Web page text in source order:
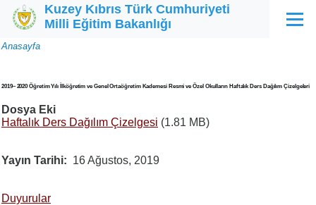
Ana içeriğe atla
Kuzey Kıbrıs Türk Cumhuriyeti
Milli Eğitim Bakanlığı
Menü
Sayfa
Anasayfa
2019– 2020 Öğretim Yılı İlköğretim ve Genel Ortaöğretim Kademesi Resmi ve Özel Okulların Haftalık Ders Dağılım Çizelgeleri
Dosya Eki
Haftalık Ders Dağılım Çizelgesi (1.81 MB)
Yayın Tarihi 16 Ağustos, 2019
Duyurular